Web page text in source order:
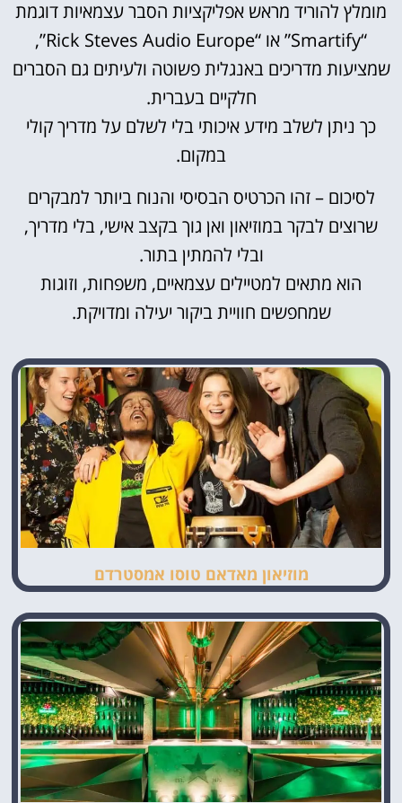
מומלץ להוריד מראש אפליקציות הסבר עצמאיות דוגמת
“Smartify” או “Rick Steves Audio Europe”,
שמציעות מדריכים באנגלית פשוטה ולעיתים גם הסברים
חלקיים בעברית.
כך ניתן לשלב מידע איכותי בלי לשלם על מדריך קולי
במקום.
לסיכום – זהו הכרטיס הבסיסי והנוח ביותר למבקרים
שרוצים לבקר במוזיאון ואן גוך בקצב אישי, בלי מדריך,
ובלי להמתין בתור.
הוא מתאים למטיילים עצמאיים, משפחות, וזוגות
שמחפשים חוויית ביקור יעילה ומדויקת.
מוזיאון מאדאם טוסו אמסטרדם